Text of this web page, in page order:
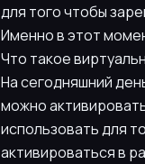
для того чтобы
Именно в этот
Что такое
На сегодняшний
можно
использовать для
активироваться в